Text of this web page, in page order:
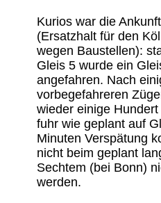
Kurios war die
(Ersatzhalt für den
wegen Baustellen):
Gleis 5 wurde ein
angefahren. Nach
vorbegefahreren
wieder einige
fuhr wie geplant auf
Minuten Verspätung
nicht beim geplant
Sechtem (bei Bonn)
werden.